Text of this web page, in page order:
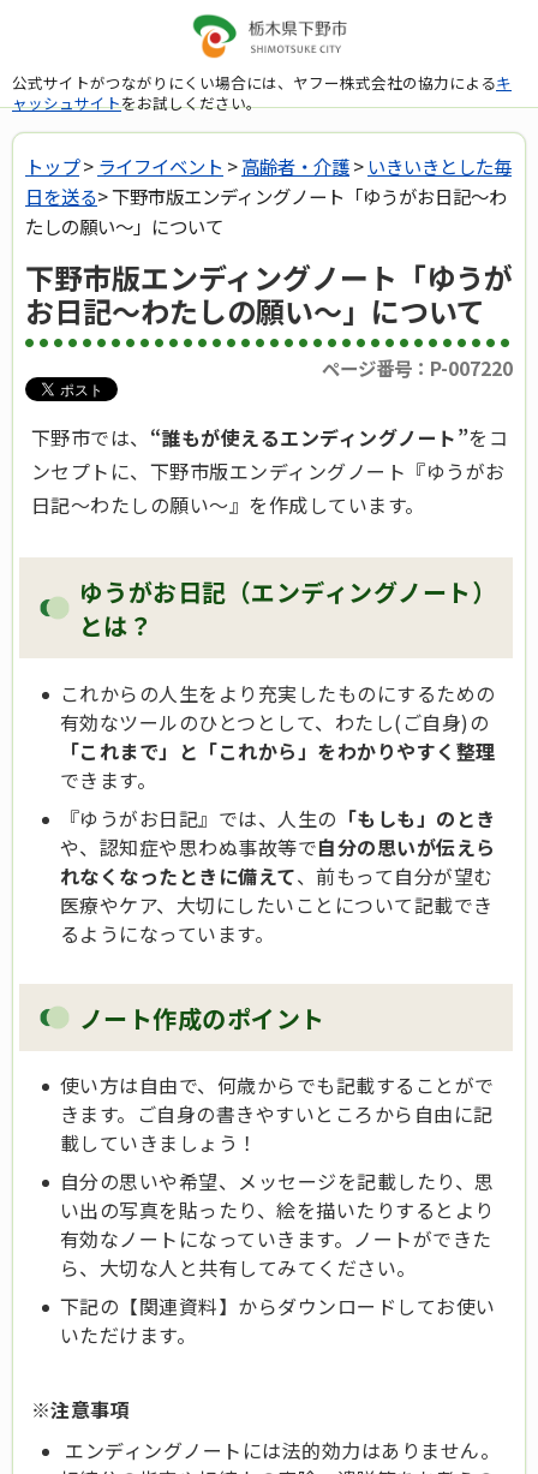
公式サイトがつながりにくい場合には、ヤフー株式会社の協力によるキ
ャッシュサイトをお試しください。
トップ> ライフイベント >高齢者・介護> いきいきとした毎
日を送る> 下野市版エンディングノート「ゆうがお日記～わ
たしの願い～」について
下野市版エンディングノート「ゆうが
お日記～わたしの願い～」について
ページ番号：P-007220
下野市では、 “誰もが使えるエンディングノート”をコ
ンセプトに、下野市版エンディングノート『ゆうがお
日記～わたしの願い～』を作成しています。
ゆうがお日記（エンディングノート）
とは？
これからの人生をより充実したものにするための
有効なツールのひとつとして、わたし(ご自身)の
「これまで」と「これから」をわかりやすく整理
できます。
『ゆうがお日記』では、人生の 「もしも」のとき
や、認知症や思わぬ事故等で自分の思いが伝えら
れなくなったときに備えて、前もって自分が望む
医療やケア、大切にしたいことについて記載でき
るようになっています。
ノート作成のポイント
使い方は自由で、何歳からでも記載することがで
きます。ご自身の書きやすいところから自由に記
載していきましょう！
自分の思いや希望、メッセージを記載したり、思
い出の写真を貼ったり、絵を描いたりするとより
有効なノートになっていきます。ノートができた
ら、大切な人と共有してみてください。
下記の【関連資料】からダウンロードしてお使い
いただけます。
※注意事項
エンディングノートには法的効力はありません。